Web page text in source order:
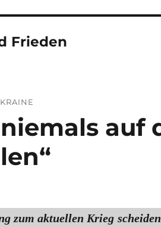
Frieden
auf
zum aktuellen Krieg scheiden